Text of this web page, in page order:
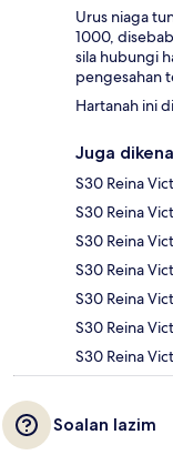
Urus niaga
1000,
sila hubungi
pengesahan
Hartanah ini
Juga
S30 Reina
S30 Reina
S30 Reina
S30 Reina
S30 Reina
S30 Reina
S30 Reina
Soalan lazim